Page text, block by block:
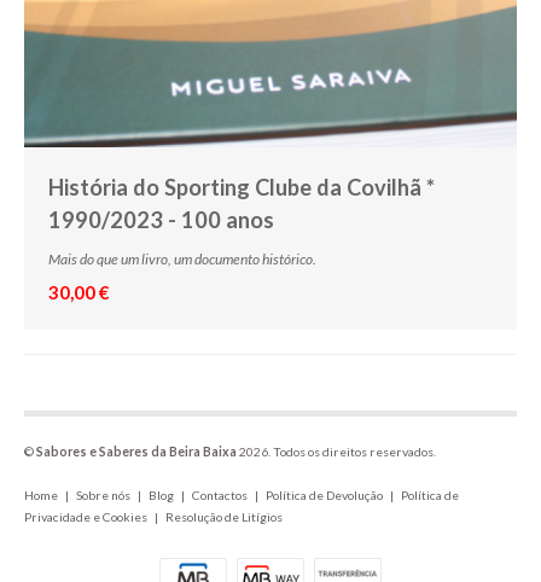
História do Sporting Clube da Covilhã *
1990/2023 - 100 anos
Mais do que um livro, um documento histórico.
30,00 €
©Sabores e Saberes da Beira Baixa 2026. Todos os direitos reservados.
Home | Sobre nós | Blog | Contactos | Política de Devolução | Política de
Privacidade e Cookies | Resolução de Litígios